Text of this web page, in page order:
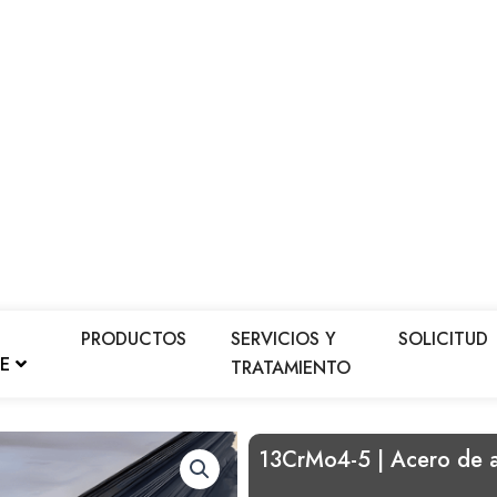
PRODUCTOS
SERVICIOS Y
TRATAMIENTO
SOLICITUD
13CrMo4-5 | Acero de